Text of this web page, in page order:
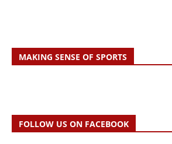
MAKING SENSE OF SPORTS
FOLLOW US ON FACEBOOK